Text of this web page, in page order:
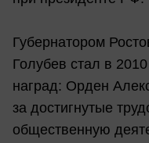
Губернатором
Голубев стал в
наград: Орден
за достигнутые
общественную